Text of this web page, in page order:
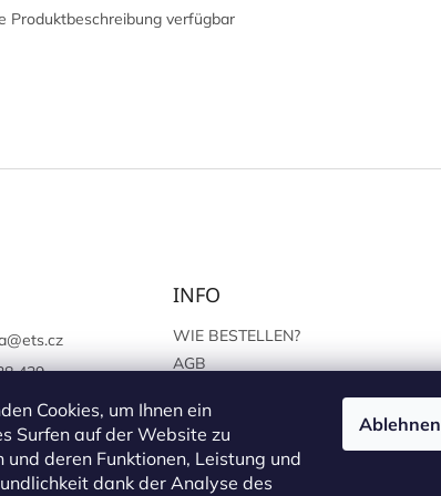
Cookies, um Ihnen ein
Surfen auf der Website zu
und deren Funktionen, Leistung und
dank der Analyse des
Ablehnen
Produktbeschreibung verfügbar
@ets.cz
439
www.facebook.c
INFO
WIE BESTELLEN?
AGB
PERSÖNLICHEN ANGABEN